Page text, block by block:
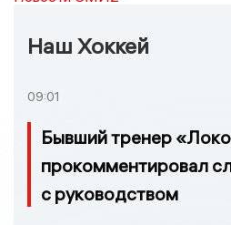
Наш Хоккей
09:01
Бывший тренер
прокомментировал
с руководством